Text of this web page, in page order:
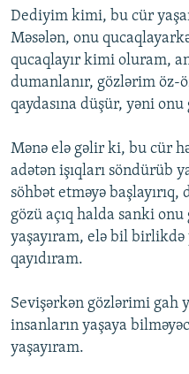
Dediyim kimi, bu cür
Məsələn, onu
qucaqlayır kimi oluram,
dumanlanır, gözlərim öz-
qaydasına düşür, yəni
Mənə elə gəlir ki, bu cür
adətən işıqları söndürüb
söhbət etməyə
gözü açıq halda sanki
yaşayıram, elə bil birlikdə
qayıdıram.
Sevişərkən gözlərimi gah
insanların yaşaya
yaşayıram.